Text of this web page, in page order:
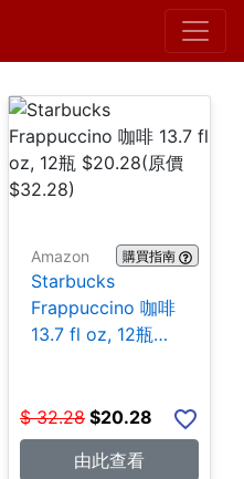
Home
Amazon 購買指南
Starbucks
Frappuccino 咖啡
13.7 fl oz, 12瓶
$ 32.28 $20.28
由此查看